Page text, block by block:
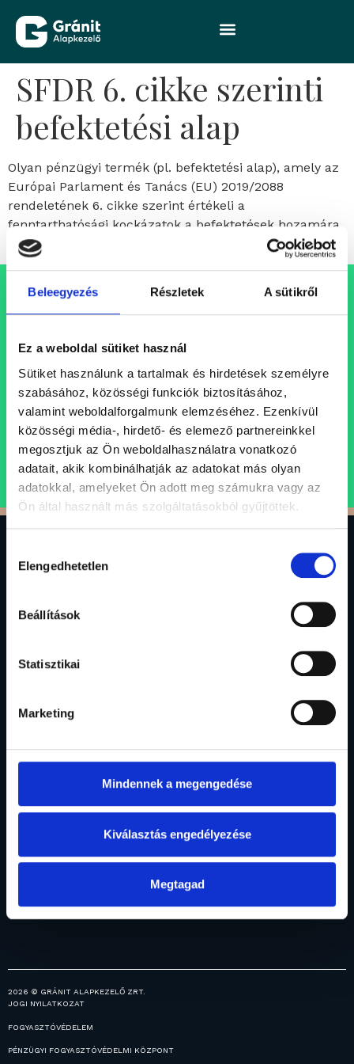
Beleegyezés Részletek A sütikről
Ez a weboldal sütiket használ
Sütiket használunk a tartalmak és hirdetések személyre
szabásához, közösségi funkciók biztosításához,
valamint weboldalforgalmunk elemzéséhez. Ezenkívül
közösségi média-, hirdető- és elemező partnereinkkel
megosztjuk az Ön weboldalhasználatra vonatkozó
adatait, akik kombinálhatják az adatokat más olyan
adatokkal, amelyeket Ön adott meg számukra vagy az
Ön által használt más szolgáltatásokból gyűjtöttek.
kiválasztása
Elengedhetetlen
Beállítások
Statisztikai
Marketing
Mindennek a megengedése
Kiválasztás engedélyezése
Megtagad
SFDR 6. cikke szerinti
befektetési alap
Olyan pénzügyi termék (pl. befektetési alap), amely az
Európai Parlament és Tanács (EU) 2019/2088
rendeletének 6. cikke szerint értékeli a
fenntarthatósági kockázatok a befektetések hozamára
gyakorolt valószínű hatásait.
Állásajánlataink
Folyamatosan bővülő csapatunkba keressük azokat a
támogató szellemi műhely keretein belül folytatnák
karrierjüket.
ÁLLÁSAJÁNLATOK
Menedzsment
Elismerések
információk
Közzétételek
alapok
Alapjaink
Fogalomtár
Vagyonkezelés
Intézményi
vagyonkezelés
Prémium
vagyonkezelés
2026 © GRÁNIT ALAPKEZELŐ ZRT.
JOGI NYILATKOZAT
FOGYASZTÓVÉDELEM
PÉNZÜGYI FOGYASZTÓVÉDELMI KÖZPONT
0